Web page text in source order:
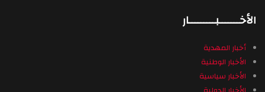
الأخـــــــبـــــــــار
أخبار المهدية
الأخبار الوطنية
الأخبار سياسية